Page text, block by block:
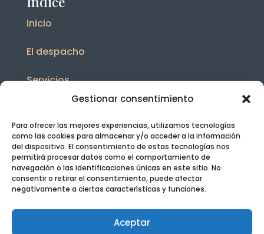
Gestionar consentimiento
Para ofrecer las mejores experiencias, utilizamos tecnologías
como las cookies para almacenar y/o acceder a la información
del dispositivo. El consentimiento de estas tecnologías nos
permitirá procesar datos como el comportamiento de
navegación o las identificaciones únicas en este sitio. No
consentir o retirar el consentimiento, puede afectar
negativamente a ciertas características y funciones.
Aceptar
Inicio
El despacho
Servicios
Contacto
Legal
Aviso legal y Política de Privacidad
Política de Protección de Datos